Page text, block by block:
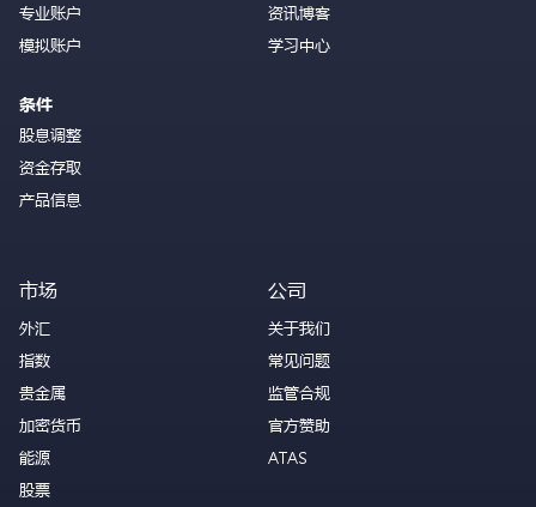
专业账户
模拟账户
条件
股息调整
资金存取
产品信息
资讯博客
学习中心
市场
外汇
指数
贵金属
加密货币
能源
股票
公司
关于我们
常见问题
监管合规
官方赞助
ATAS